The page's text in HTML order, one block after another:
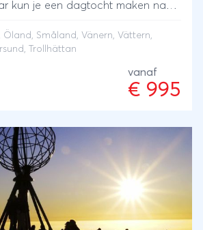
kun je een dagtocht maken naar
om de glasblazerijen, bossen en
Een uitstapje naar de
de kleurige houten huisjes ten
overtocht met Finnlines van
Malmö 3 nachten Home Hotel
Hotel Witt -
Öland, Småland, Vänern, Vättern,
Trollhättan
vanaf
€ 995